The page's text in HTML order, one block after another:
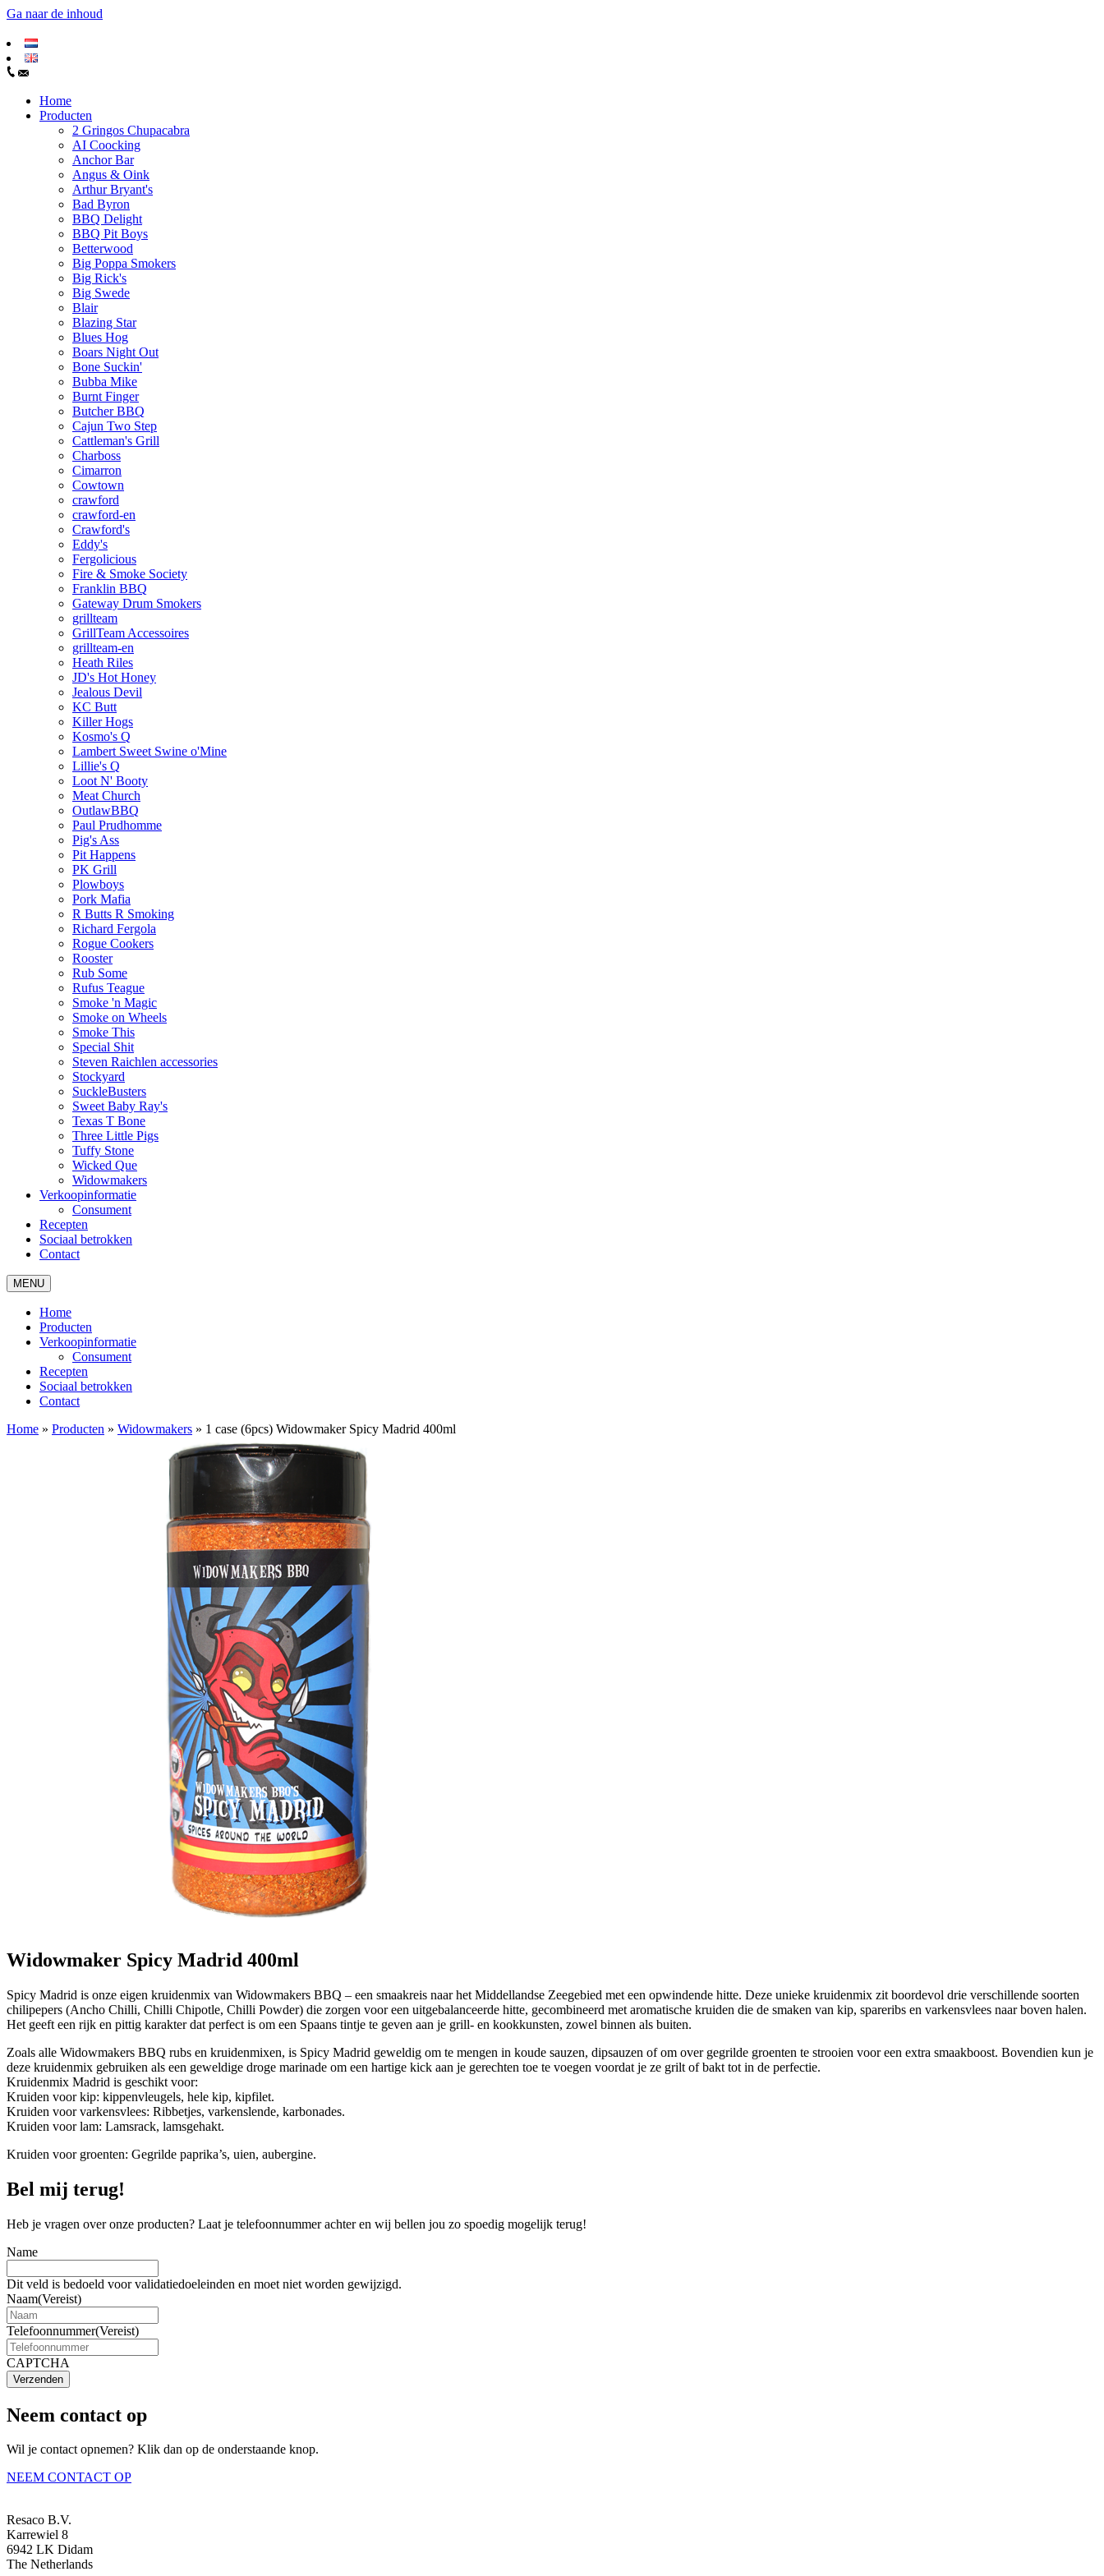
Ga naar de inhoud
Home
Producten
2 Gringos Chupacabra
AI Coocking
Anchor Bar
Angus & Oink
Arthur Bryant's
Bad Byron
BBQ Delight
BBQ Pit Boys
Betterwood
Big Poppa Smokers
Big Rick's
Big Swede
Blair
Blazing Star
Blues Hog
Boars Night Out
Bone Suckin'
Bubba Mike
Burnt Finger
Butcher BBQ
Cajun Two Step
Cattleman's Grill
Charboss
Cimarron
Cowtown
crawford
crawford-en
Crawford's
Eddy's
Fergolicious
Fire & Smoke Society
Franklin BBQ
Gateway Drum Smokers
grillteam
GrillTeam Accessoires
grillteam-en
Heath Riles
JD's Hot Honey
Jealous Devil
KC Butt
Killer Hogs
Kosmo's Q
Lambert Sweet Swine o'Mine
Lillie's Q
Loot N' Booty
Meat Church
OutlawBBQ
Paul Prudhomme
Pig's Ass
Pit Happens
PK Grill
Plowboys
Pork Mafia
R Butts R Smoking
Richard Fergola
Rogue Cookers
Rooster
Rub Some
Rufus Teague
Smoke 'n Magic
Smoke on Wheels
Smoke This
Special Shit
Steven Raichlen accessories
Stockyard
SuckleBusters
Sweet Baby Ray's
Texas T Bone
Three Little Pigs
Tuffy Stone
Wicked Que
Widowmakers
Verkoopinformatie
Consument
Recepten
Sociaal betrokken
Contact
MENU
Home
Producten
Verkoopinformatie
Consument
Recepten
Sociaal betrokken
Contact
Home » Producten » Widowmakers » 1 case (6pcs) Widowmaker Spicy Madrid 400ml
Widowmaker Spicy Madrid 400ml
Spicy Madrid is onze eigen kruidenmix van Widowmakers BBQ – een smaakreis naar het Middellandse Zeegebied met een opwindende hitte. Deze unieke kruidenmix zit boordevol drie verschillende soorten
chilipepers (Ancho Chilli, Chilli Chipotle, Chilli Powder) die zorgen voor een uitgebalanceerde hitte, gecombineerd met aromatische kruiden die de smaken van kip, spareribs en varkensvlees naar boven halen.
Het geeft een rijk en pittig karakter dat perfect is om een Spaans tintje te geven aan je grill- en kookkunsten, zowel binnen als buiten.
Zoals alle Widowmakers BBQ rubs en kruidenmixen, is Spicy Madrid geweldig om te mengen in koude sauzen, dipsauzen of om over gegrilde groenten te strooien voor een extra smaakboost. Bovendien kun je
deze kruidenmix gebruiken als een geweldige droge marinade om een hartige kick aan je gerechten toe te voegen voordat je ze grilt of bakt tot in de perfectie.
Kruidenmix Madrid is geschikt voor:
Kruiden voor kip: kippenvleugels, hele kip, kipfilet.
Kruiden voor varkensvlees: Ribbetjes, varkenslende, karbonades.
Kruiden voor lam: Lamsrack, lamsgehakt.
Kruiden voor groenten: Gegrilde paprika’s, uien, aubergine.
Bel mij terug!
Heb je vragen over onze producten? Laat je telefoonnummer achter en wij bellen jou zo spoedig mogelijk terug!
Name
Dit veld is bedoeld voor validatiedoeleinden en moet niet worden gewijzigd.
Naam(Vereist)
Telefoonnummer(Vereist)
CAPTCHA
Verzenden
Neem contact op
Wil je contact opnemen? Klik dan op de onderstaande knop.
NEEM CONTACT OP
Resaco B.V.
Karrewiel 8
6942 LK Didam
The Netherlands